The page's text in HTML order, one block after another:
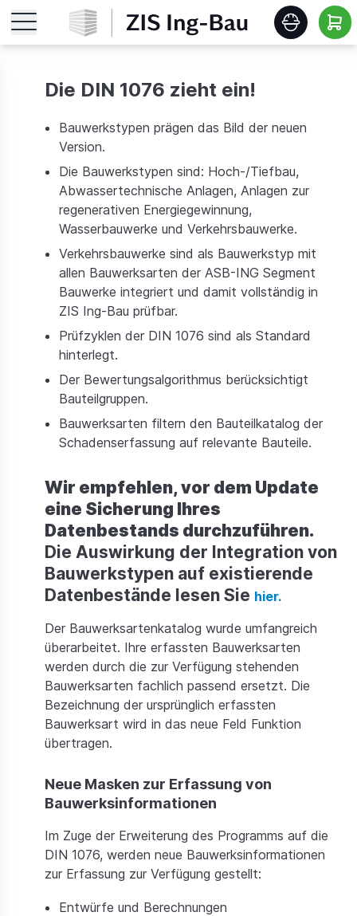
Roadmap
Release Notes
Schulungen
Download
Dokumentation
Die DIN 1076 zieht ein!
Bauwerkstypen prägen das Bild der neuen
Version.
Die Bauwerkstypen sind: Hoch-/Tiefbau,
Abwassertechnische Anlagen, Anlagen zur
regenerativen Energiegewinnung,
Wasserbauwerke und Verkehrsbauwerke.
Verkehrsbauwerke sind als Bauwerkstyp mit
allen Bauwerksarten der ASB-ING Segment
Bauwerke integriert und damit vollständig in
ZIS Ing-Bau prüfbar.
Prüfzyklen der DIN 1076 sind als Standard
hinterlegt.
Der Bewertungsalgorithmus berücksichtigt
Bauteilgruppen.
Bauwerksarten filtern den Bauteilkatalog der
Schadenserfassung auf relevante Bauteile.
Wir empfehlen, vor dem Update
eine Sicherung Ihres
Datenbestands durchzuführen.
Die Auswirkung der Integration von
Bauwerkstypen auf existierende
Datenbestände lesen Sie hier.
Der Bauwerksartenkatalog wurde umfangreich
überarbeitet. Ihre erfassten Bauwerksarten
werden durch die zur Verfügung stehenden
Bauwerksarten fachlich passend ersetzt. Die
Bezeichnung der ursprünglich erfassten
Bauwerksart wird in das neue Feld Funktion
übertragen.
Neue Masken zur Erfassung von
Bauwerksinformationen
Im Zuge der Erweiterung des Programms auf die
DIN 1076, werden neue Bauwerksinformationen
zur Erfassung zur Verfügung gestellt:
Entwürfe und Berechnungen